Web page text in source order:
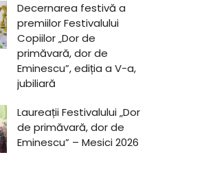
Decernarea festivă a
premiilor Festivalului
Copiilor „Dor de
primăvară, dor de
Eminescu”, ediția a V-a,
jubiliară
Laureații Festivalului „Dor
de primăvară, dor de
Eminescu” – Mesici 2026